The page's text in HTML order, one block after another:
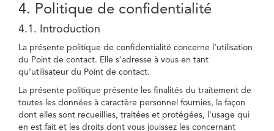
4. Politique de confidentialité
4.1. Introduction
La présente politique de confidentialité concerne l’utilisation
du Point de contact. Elle s'adresse à vous en tant
qu’utilisateur du Point de contact.
La présente politique présente les finalités du traitement de
toutes les données à caractère personnel fournies, la façon
dont elles sont recueillies, traitées et protégées, l'usage qui
en est fait et les droits dont vous jouissez les concernant